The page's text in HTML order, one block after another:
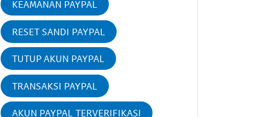
KEAMANAN PAYPAL
RESET SANDI PAYPAL
TUTUP AKUN PAYPAL
TRANSAKSI PAYPAL
AKUN PAYPAL TERVERIFIKASI